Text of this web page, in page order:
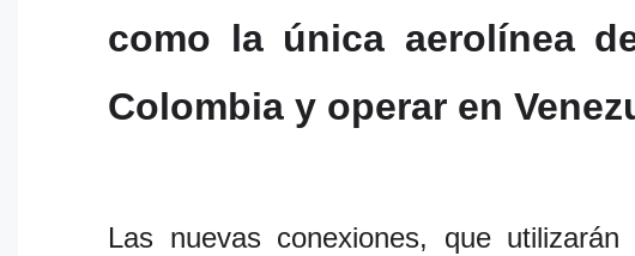
como la única aerolínea
Colombia y operar en
Las nuevas conexiones, que